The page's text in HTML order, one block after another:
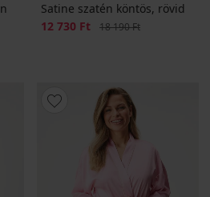
Satine szatén köntös, rövid
Kedvezmény
12 730 Ft Eredeti ár
18 190 Ft